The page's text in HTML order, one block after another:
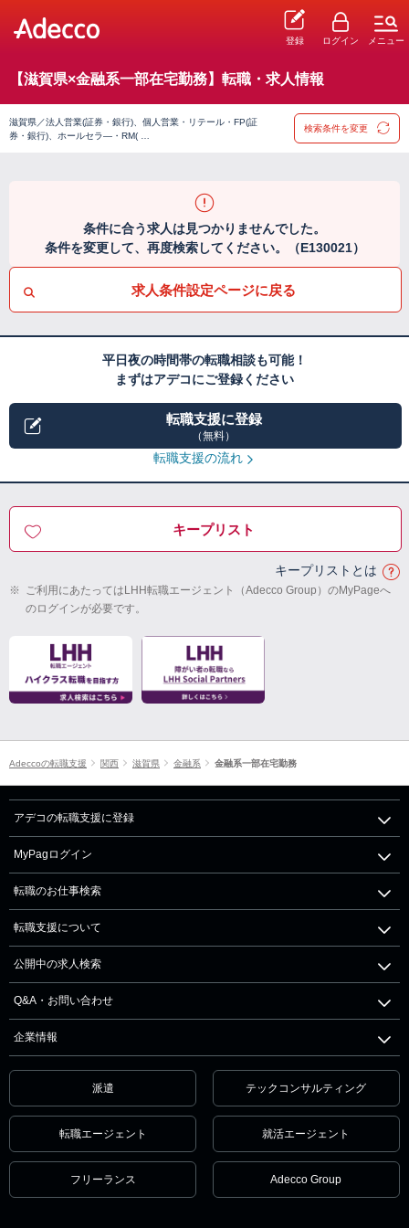
登録 ログイン メニュー
【滋賀県×金融系一部在宅勤務】転職・求人情報
滋賀県／法人営業(証券・銀行)、個人営業・リテール・FP(証
券・銀行)、ホールセラ―・RM( …
検索条件を変更
条件に合う求人は見つかりませんでした。
条件を変更して、再度検索してください。（E130021）
求人条件設定ページに戻る
平日夜の時間帯の転職相談も可能！
まずはアデコにご登録ください
転職支援に登録
（無料）
転職支援の流れ
キープリスト
キープリストとは
※ ご利用にあたってはLHH転職エージェント（Adecco Group）のMyPageへ
のログインが必要です。
Adeccoの転職支援 関西 滋賀県 金融系 金融系一部在宅勤務
アデコの転職支援に登録
MyPagログイン
転職のお仕事検索
転職支援について
公開中の求人検索
Q&A・お問い合わせ
企業情報
派遣 テックコンサルティング
転職エージェント 就活エージェント
フリーランス Adecco Group